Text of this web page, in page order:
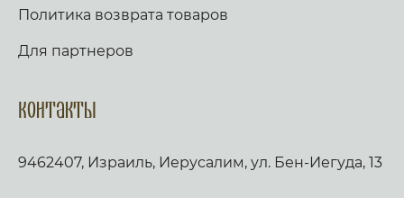
Политика возврата товаров
Для партнеров
Контакты
9462407, Израиль, Иерусалим, ул. Бен-Иегуда, 13